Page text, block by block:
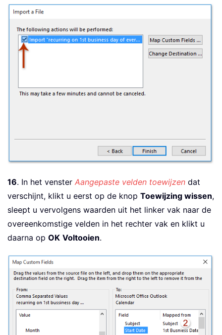
16. In het venster Aangepaste velden toewijzen dat
verschijnt, klikt u eerst op de knop Toewijzing wissen,
sleept u vervolgens waarden uit het linker vak naar de
overeenkomstige velden in het rechter vak en klikt u
daarna op OK Voltooien.